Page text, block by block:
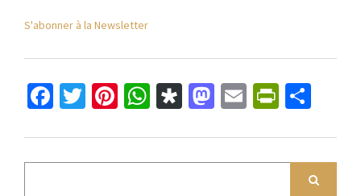
S'abonner à la Newsletter
Facebook
Twitter
Pinterest
WhatsApp
Diaspora
Mastodon
Email